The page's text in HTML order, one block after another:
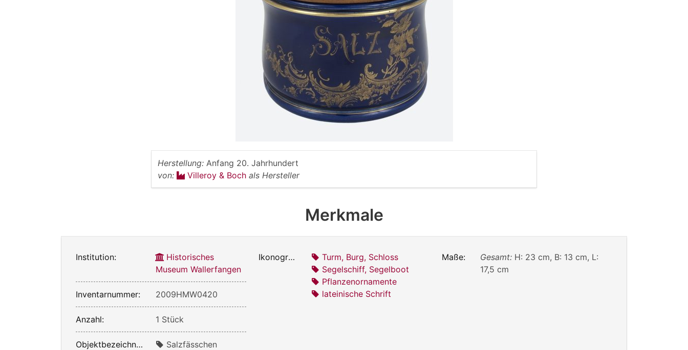
Herstellung: Anfang 20. Jahrhundert
von:
Villeroy & Boch als Hersteller
Merkmale
Institution:
Historisches
Museum Wallerfangen
Inventarnummer: 2009HMW0420
Anzahl: 1 Stück
Objektbezeichnung: Salzfässchen
Ikonografie:
Turm, Burg, Schloss
Segelschiff, Segelboot
Pflanzenornamente
lateinische Schrift
Maße: Gesamt: H: 23 cm, B: 13 cm, L:
17,5 cm